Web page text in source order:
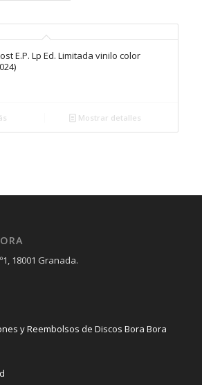
E.P. Lp Ed. Limitada vinilo color
Mostrar detalles
18001 Granada.
y Reembolsos de Discos Bora Bora